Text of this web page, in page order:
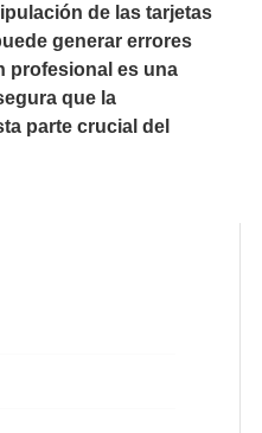
de las tarjetas
generar errores
profesional es una
que la
parte crucial del